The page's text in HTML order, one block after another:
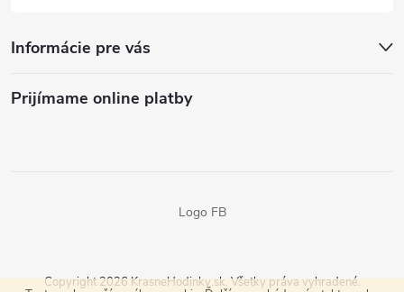
Informácie pre vás
Prijímame online platby
Logo FB
Copyright 2026 KrasneHodinky.sk. Všetky práva vyhradené.